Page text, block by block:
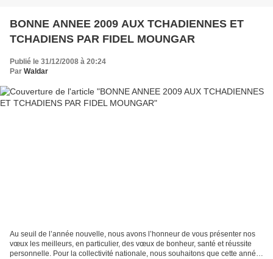
BONNE ANNEE 2009 AUX TCHADIENNES ET
TCHADIENS PAR FIDEL MOUNGAR
Publié le 31/12/2008 à 20:24
Par Waldar
Au seuil de l’année nouvelle, nous avons l’honneur de vous présenter nos
vœux les meilleurs, en particulier, des vœux de bonheur, santé et réussite
personnelle. Pour la collectivité nationale, nous souhaitons que cette année